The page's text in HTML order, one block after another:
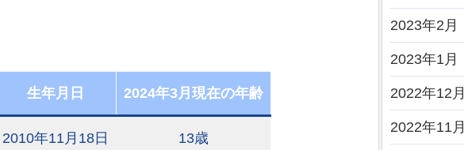
生年月日 2024年3月現在の年齢
2010年11月18日 13歳
2023年2月
2023年1月
2022年12月
2022年11月